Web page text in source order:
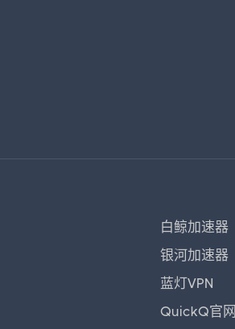
白鲸加速器
银河加速器
蓝灯VPN
QuickQ官网